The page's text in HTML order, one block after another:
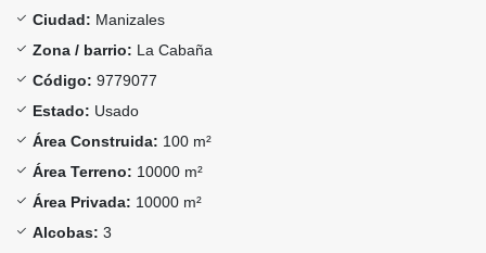
Ciudad: Manizales
Zona / barrio: La Cabaña
Código: 9779077
Estado: Usado
Área Construida: 100 m²
Área Terreno: 10000 m²
Área Privada: 10000 m²
Alcobas: 3